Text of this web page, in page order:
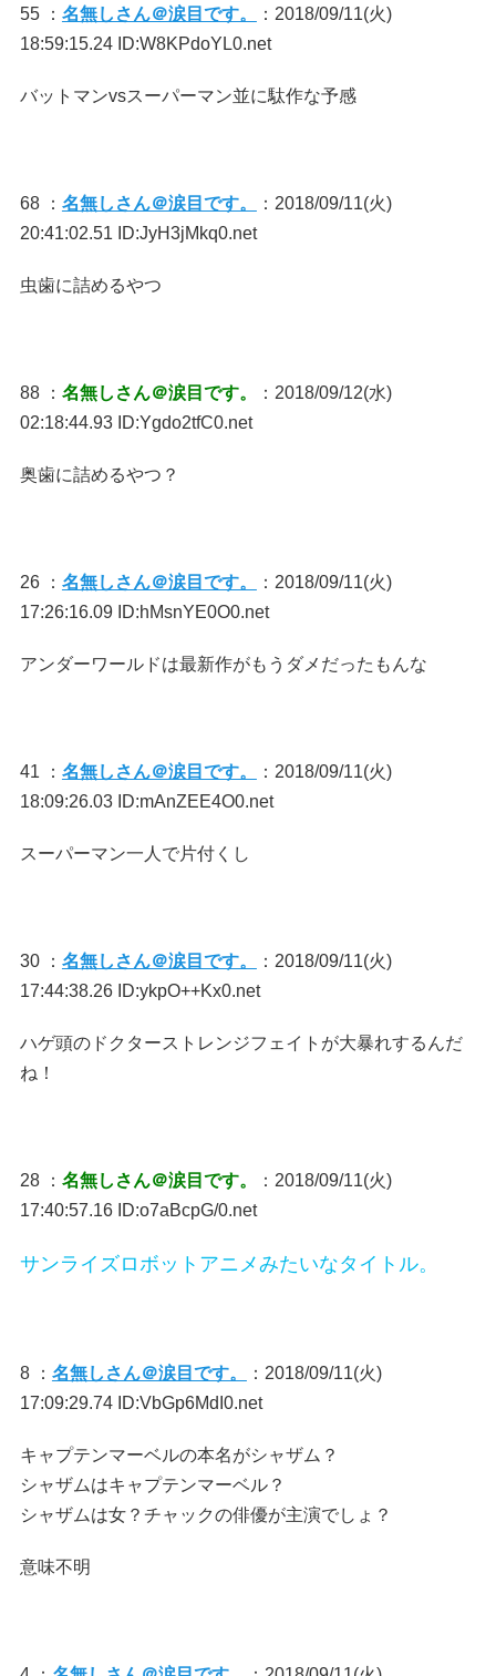
55 ： 名無しさん＠涙目です。
：2018/09/11(火)
18:59:15.24 ID:W8KPdoYL0.net
バットマンvsスーパーマン並に駄作な予感
68 ： 名無しさん＠涙目です。
：2018/09/11(火)
20:41:02.51 ID:JyH3jMkq0.net
虫歯に詰めるやつ
88 ： 名無しさん＠涙目です。
：2018/09/12(水)
02:18:44.93 ID:Ygdo2tfC0.net
奥歯に詰めるやつ？
26 ： 名無しさん＠涙目です。
：2018/09/11(火)
17:26:16.09 ID:hMsnYE0O0.net
アンダーワールドは最新作がもうダメだったもんな
41 ： 名無しさん＠涙目です。
：2018/09/11(火)
18:09:26.03 ID:mAnZEE4O0.net
スーパーマン一人で片付くし
30 ： 名無しさん＠涙目です。
：2018/09/11(火)
17:44:38.26 ID:ykpO++Kx0.net
ハゲ頭のドクターストレンジフェイトが大暴れするんだ
ね！
28 ： 名無しさん＠涙目です。
：2018/09/11(火)
17:40:57.16 ID:o7aBcpG/0.net
サンライズロボットアニメみたいなタイトル。
8 ： 名無しさん＠涙目です。
：2018/09/11(火)
17:09:29.74 ID:VbGp6MdI0.net
キャプテンマーベルの本名がシャザム？
シャザムはキャプテンマーベル？
シャザムは女？チャックの俳優が主演でしょ？
意味不明